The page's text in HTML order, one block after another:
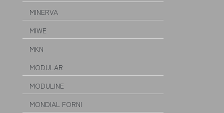
MINERVA
MIWE
MKN
MODULAR
MODULINE
MONDIAL FORNI